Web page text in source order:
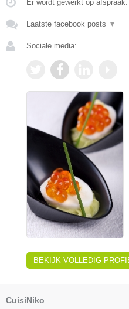
Er wordt gewerkt op afspraak.
Laatste facebook posts ▼
Sociale media:
BEKIJK VOLLEDIG
CuisiNiko